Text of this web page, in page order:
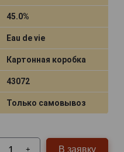
45.0%
Eau de vie
Картонная коробка
43072
Только самовывоз
+ В заявку